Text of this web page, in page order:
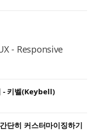
- Responsive
- 키벨(Keybell)
단히 커스터마이징하기